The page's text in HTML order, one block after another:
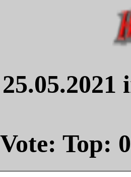
Vote: Top: 0